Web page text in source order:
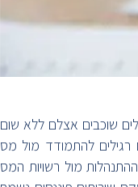
שוכבים אצלם ללא שום
רגילים להתמודד מול מס
מול רשויות המס